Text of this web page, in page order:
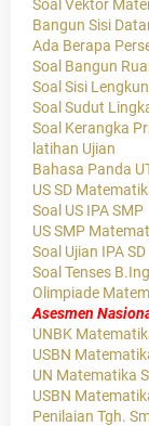
Soal Vektor
Bangun Sisi
Ada Berapa
Soal Bangun
Soal Sisi
Soal Sudut
Soal Kerangka
latihan Ujian
Bahasa Panda
US SD
Soal US IPA SMP
US SMP
Soal Ujian IPA SD
Soal Tenses
Olimpiade
Asesmen
UNBK
USBN
UN Matematika
USBN
Penilaian Tgh.